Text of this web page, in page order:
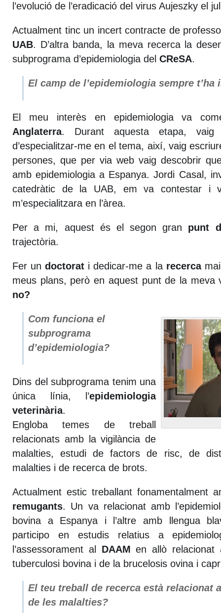
l’evolució de l’eradicació del virus Aujeszky el
Actualment tinc un incert contracte de
UAB. D’altra banda, la meva recerca la
subprograma d’epidemiologia del CReSA.
El camp de l’epidemiologia sempre t’ha
El meu interès en epidemiologia va
Anglaterra. Durant aquesta etapa,
d’especialitzar-me en el tema, així, vaig
persones, que per via web vaig descobrir
amb epidemiologia a Espanya. Jordi Casal,
catedràtic de la UAB, em va contestar i
m’especialitzara en l’àrea.
Per a mi, aquest és el segon gran punt
trajectòria.
Fer undoctorat i dedicar-me a la recercamai
meus plans, però en aquest punt de la
no?
Com funciona el
subprograma
d’epidemiologia?
Dins del subprograma tenim una
única línia, l’epidemiologia
veterinària.
Engloba temes de treball
relacionats amb la vigilància de
malalties, estudi de factors de risc, de
malalties i de recerca de brots.
Actualment estic treballant fonamentalment
remugants. Un va relacionat amb
bovina a Espanya i l’altre amb llengua
participo en estudis relatius a
l’assessorament al DAAM en allò
tuberculosi bovina i de la brucelosis ovina i
El teu treball de recerca està relacionat
de les malalties?